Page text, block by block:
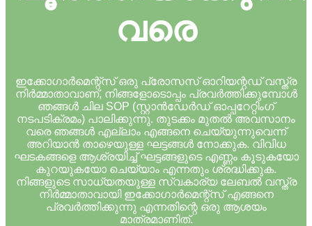
വരെ
ഇക്കോഗാർമെന്റ്സ് ഒരു പ്രോസസ് ഓറിയന്റഡ് വസ്ത്ര
നിർമ്മാതാവാണ്, നിങ്ങളോടൊപ്പം പ്രവർത്തിക്കുമ്പോൾ
ഞങ്ങൾ ചില SOP (സ്റ്റാൻഡേർഡ് ഓപ്പറേറ്റിംഗ്
നടപടിക്രമം) പാലിക്കുന്നു. തുടക്കം മുതൽ അവസാനം
വരെ ഞങ്ങൾ എല്ലാം എങ്ങനെ ചെയ്യുന്നുവെന്ന്
അറിയാൻ താഴെയുള്ള ഘട്ടങ്ങൾ നോക്കുക. വിവിധ
ഘടകങ്ങളെ ആശ്രയിച്ച് ഘട്ടങ്ങളുടെ എണ്ണം കൂടുകയോ
കുറയുകയോ ചെയ്യാം എന്നതും ശ്രദ്ധിക്കുക.
നിങ്ങളുടെ സാധ്യതയുള്ള സ്വകാര്യ ലേബൽ വസ്ത്ര
നിർമ്മാതാവായി ഇക്കോഗാർമെന്റ്സ് എങ്ങനെ
പ്രവർത്തിക്കുന്നു എന്നതിന്റെ ഒരു ആശയം
മാത്രമാണിത്.